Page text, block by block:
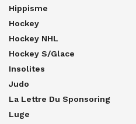
Hippisme
Hockey
Hockey NHL
Hockey S/glace
Insolites
Judo
La Lettre Du Sponsoring
Luge